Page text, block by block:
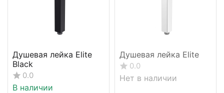
Душевая лейка Elite
Black
0.0
В наличии
Душевая лейка Elite
0.0
Нет в наличии